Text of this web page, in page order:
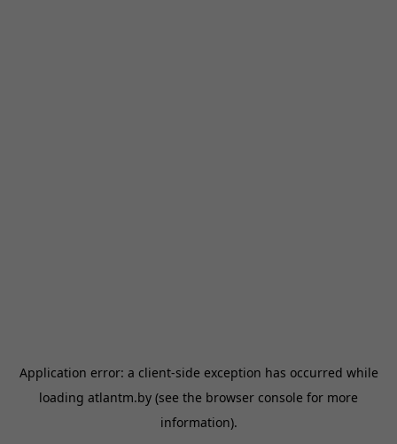
Application error: a client-side exception has occurred while
loading atlantm.by (see the browser console for more
information).